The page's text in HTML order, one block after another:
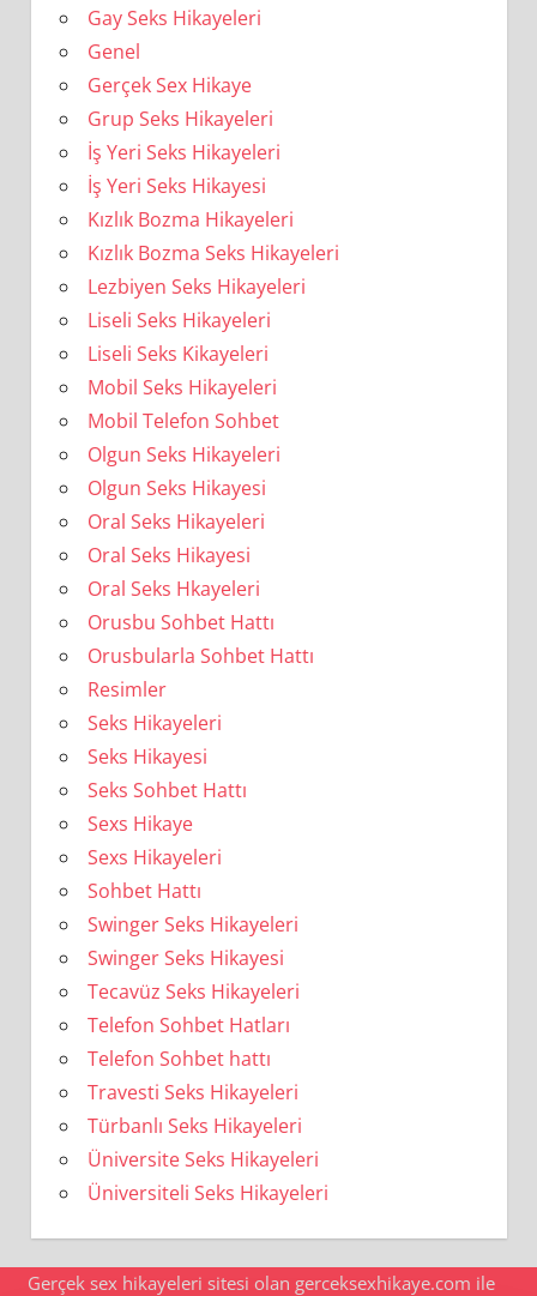
Gay Seks Hikayeleri
Genel
Gerçek Sex Hikaye
Grup Seks Hikayeleri
İş Yeri Seks Hikayeleri
İş Yeri Seks Hikayesi
Kızlık Bozma Hikayeleri
Kızlık Bozma Seks Hikayeleri
Lezbiyen Seks Hikayeleri
Liseli Seks Hikayeleri
Liseli Seks Kikayeleri
Mobil Seks Hikayeleri
Mobil Telefon Sohbet
Olgun Seks Hikayeleri
Olgun Seks Hikayesi
Oral Seks Hikayeleri
Oral Seks Hikayesi
Oral Seks Hkayeleri
Orusbu Sohbet Hattı
Orusbularla Sohbet Hattı
Resimler
Seks Hikayeleri
Seks Hikayesi
Seks Sohbet Hattı
Sexs Hikaye
Sexs Hikayeleri
Sohbet Hattı
Swinger Seks Hikayeleri
Swinger Seks Hikayesi
Tecavüz Seks Hikayeleri
Telefon Sohbet Hatları
Telefon Sohbet hattı
Travesti Seks Hikayeleri
Türbanlı Seks Hikayeleri
Üniversite Seks Hikayeleri
Üniversiteli Seks Hikayeleri
Gerçek sex hikayeleri sitesi olan gerceksexhikaye.com ile